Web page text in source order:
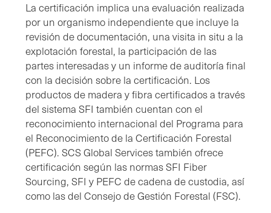
La certificación implica una evaluación realizada
por un organismo independiente que incluye la
revisión de documentación, una visita in situ a la
explotación forestal, la participación de las
partes interesadas y un informe de auditoría final
con la decisión sobre la certificación. Los
productos de madera y fibra certificados a través
del sistema SFI también cuentan con el
reconocimiento internacional del Programa para
el Reconocimiento de la Certificación Forestal
(PEFC). SCS Global Services también ofrece
certificación según las normas SFI Fiber
Sourcing, SFI y PEFC de cadena de custodia, así
como las del Consejo de Gestión Forestal (FSC).